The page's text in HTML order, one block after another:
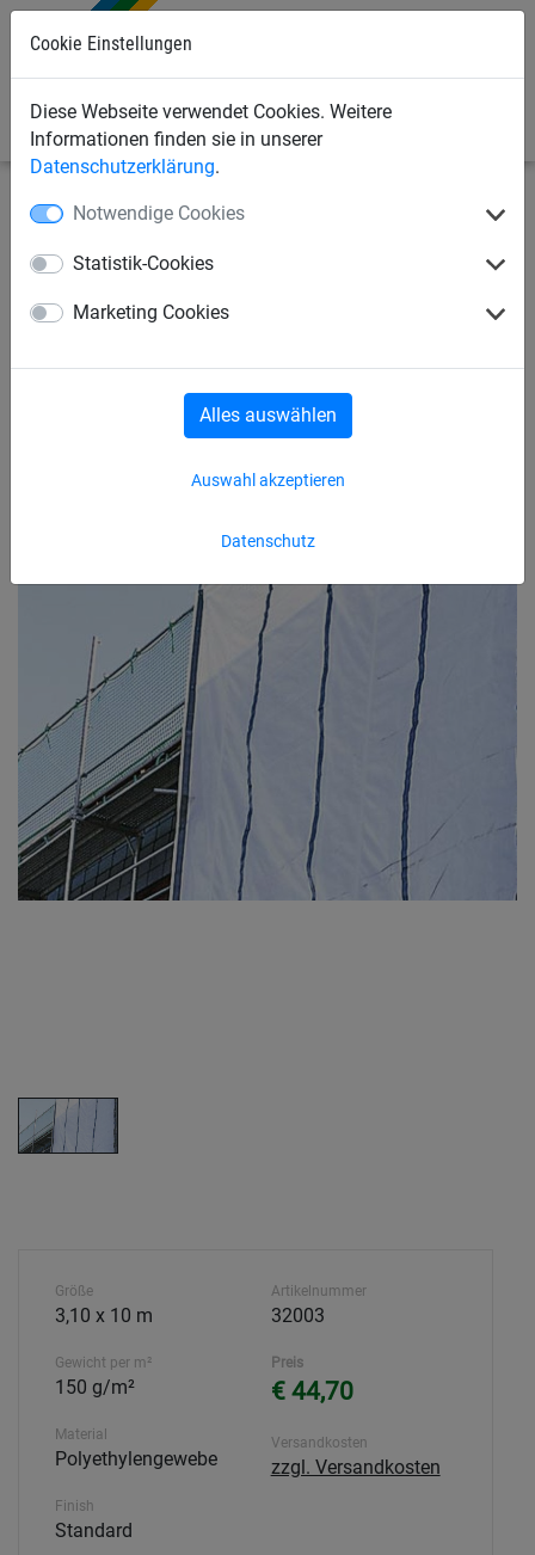
Cookie Einstellungen
Diese Webseite verwendet Cookies. Weitere
Informationen finden sie in unserer
Datenschutzerklärung.
Notwendige Cookies
Statistik-Cookies
Marketing Cookies
Datenschutz
Auswahl akzeptieren
Alles auswählen
Bauschutznetze Seitenschutznetze
Gerüstschutzplane
Größe
3,10 x 10 m
Gewicht per m²
150 g/m²
Material
Polyethylengewebe
Finish
Standard
Artikelnummer
32003
Preis
€ 44,70
Versandkosten
zzgl. Versandkosten